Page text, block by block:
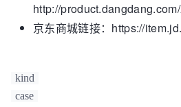
http://
京东商城链接：https://
kind
case